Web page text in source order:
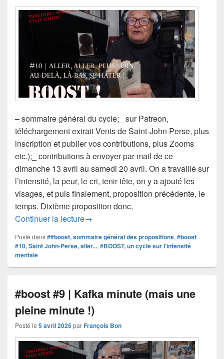
– sommaire général du cycle;_ sur Patreon,
téléchargement extrait Vents de Saint-John Perse, plus
inscription et publier vos contributions, plus Zooms
etc.);_ contributions à envoyer par mail de ce
dimanche 13 avril au samedi 20 avril. On a travaillé sur
l’intensité, la peur, le cri, tenir tête, on y a ajouté les
visages, et puis finalement, proposition précédente, le
temps. Dixième proposition donc,
Continuer la lecture#boost #10 | aller, aller, plus loin, au-
→
Posté dans##boost, sommaire général des propositions, #boost
#10, Saint John-Perse, aller..., #BOOST, un cycle sur l'intensité
mentale
#boost #9 | Kafka minute (mais une
pleine minute !)
Posté le 5 avril 2025parFrançois Bon